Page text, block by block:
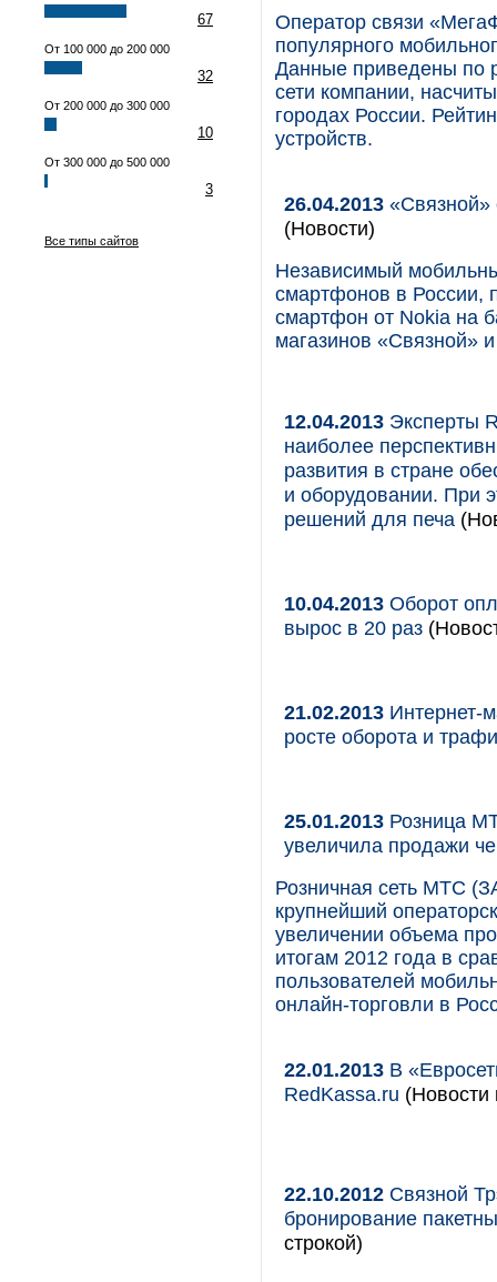
67
От 100 000 до 200 000
32
От 200 000 до 300 000
10
От 300 000 до 500 000
3
Все типы сайтов
Оператор связи
популярного
Данные приведены по
сети компании,
городах России.
устройств.
26.04.2013 «Связной»
(Новости)
Независимый
смартфонов в России,
смартфон от Nokia на
магазинов «Связной»
12.04.2013 Эксперты
наиболее
развития в стране
и оборудовании. При
решений для печа
10.04.2013 Оборот
вырос в 20 раз
21.02.2013 Интернет-
росте оборота и
25.01.2013 Розница
увеличила продажи
Розничная сеть МТС
крупнейший
увеличении объема
итогам 2012 года в
пользователей
онлайн-торговли в
22.01.2013 В
RedKassa.ru (Новости
22.10.2012 Связной
бронирование
строкой)